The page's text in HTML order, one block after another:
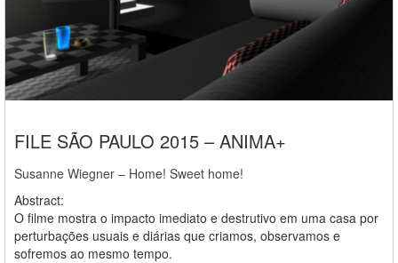
FILE SÃO PAULO 2015 – ANIMA+
Susanne Wiegner – Home! Sweet home!
Abstract:
O filme mostra o impacto imediato e destrutivo em uma casa por
perturbações usuais e diárias que criamos, observamos e
sofremos ao mesmo tempo.